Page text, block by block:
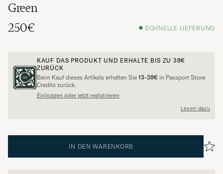
Green
250€
SCHNELLE LIEFERUNG
KAUF DAS PRODUKT UND ERHALTE BIS ZU 38€
ZURÜCK
Beim Kauf dieses Artikels erhalten Sie 13-38€ in Passport Store
Credits zurück.
Einloggen oder jetzt registrieren
Lesen dazu
IN DEN WARENKORB